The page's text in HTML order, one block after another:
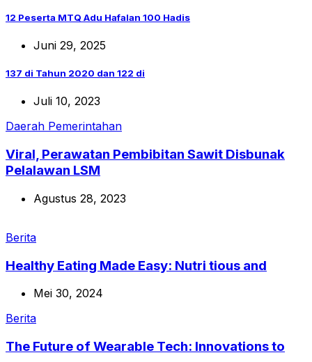
12 Peserta MTQ Adu Hafalan 100 Hadis
Juni 29, 2025
137 di Tahun 2020 dan 122 di
Juli 10, 2023
Daerah Pemerintahan
Viral, Perawatan Pembibitan Sawit Disbunak
Pelalawan LSM
Agustus 28, 2023
Berita
Healthy Eating Made Easy: Nutri tious and
Mei 30, 2024
Berita
The Future of Wearable Tech: Innovations to